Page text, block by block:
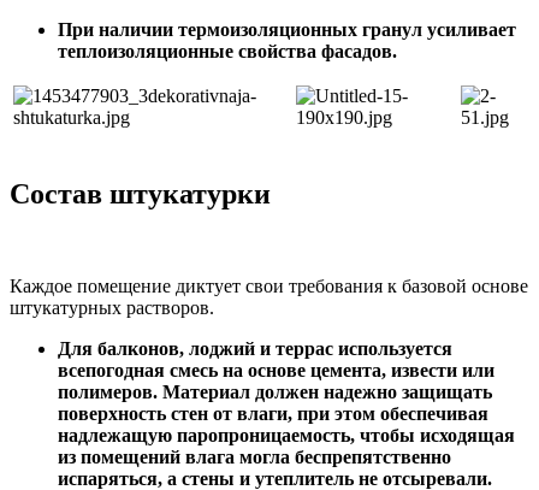
При наличии термоизоляционных гранул усиливает
теплоизоляционные свойства фасадов.
Состав штукатурки
Каждое помещение диктует свои требования к базовой основе
штукатурных растворов.
Для балконов, лоджий и террас используется
всепогодная смесь на основе цемента, извести или
полимеров. Материал должен надежно защищать
поверхность стен от влаги, при этом обеспечивая
надлежащую паропроницаемость, чтобы исходящая
из помещений влага могла беспрепятственно
испаряться, а стены и утеплитель не отсыревали.